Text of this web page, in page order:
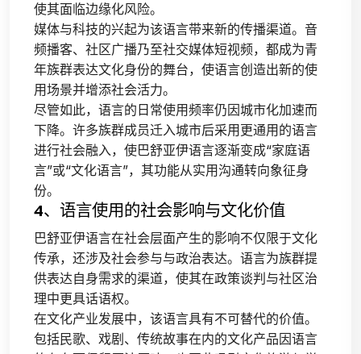
使其面临边缘化风险。
媒体与科技的兴起为该语言带来新的传播渠道。音
频播客、社区广播乃至社交媒体短视频，都成为青
年族群表达文化身份的舞台，使语言创造出新的使
用场景并增添社会活力。
尽管如此，语言的日常使用频率仍因城市化加速而
下降。许多族群成员迁入城市后采用更通用的语言
进行社会融入，使巴舒亚伊语言逐渐变成“家庭语
言”或“文化语言”，其功能从实用沟通转向象征身
份。
4、语言使用的社会影响与文化价值
巴舒亚伊语言在社会层面产生的影响不仅限于文化
传承，还涉及社会参与与政治表达。语言为族群提
供表达自身需求的渠道，使其在政策谈判与社区治
理中更具话语权。
在文化产业发展中，该语言具有不可替代的价值。
包括民歌、戏剧、传统故事在内的文化产品因语言